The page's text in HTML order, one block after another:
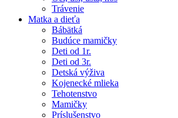
Trávenie
Matka a dieťa
Bábätká
Budúce mamičky
Deti od 1r.
Deti od 3r.
Detská výživa
Kojenecké mlieka
Tehotenstvo
Mamičky
Príslušenstvo